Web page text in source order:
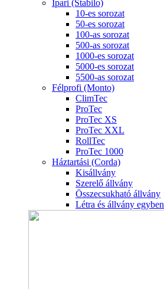
Ipari (Stabilo)
10-es sorozat
50-es sorozat
100-as sorozat
500-as sorozat
1000-es sorozat
5000-es sorozat
5500-as sorozat
Félprofi (Monto)
ClimTec
ProTec
ProTec XS
ProTec XXL
RollTec
ProTec 1000
Háztartási (Corda)
Kisállvány
Szerelő állvány
Összecsukható állvány
Létra és állvány egyben